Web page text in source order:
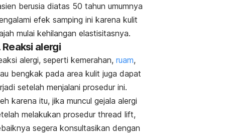
berusia diatas 50 tahun umumnya
efek samping ini karena kulit
mulai kehilangan elastisitasnya.
Reaksi alergi
alergi, seperti kemerahan, ruam,
bengkak pada area kulit juga dapat
setelah menjalani prosedur ini.
karena itu, jika muncul gejala alergi
melakukan prosedur thread lift,
segera konsultasikan dengan